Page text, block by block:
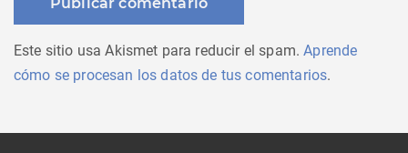
Este sitio usa Akismet para reducir el spam.Aprende
cómo se procesan los datos de tus comentarios.